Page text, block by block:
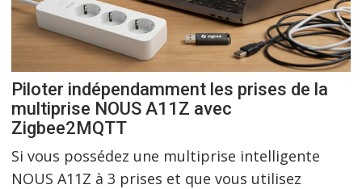
Piloter indépendamment les prises de la
multiprise NOUS A11Z avec
Zigbee2MQTT
Si vous possédez une multiprise intelligente
NOUS A11Z à 3 prises et que vous utilisez